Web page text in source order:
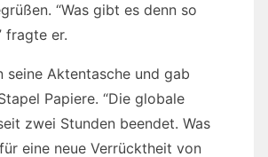
“Was gibt es denn so
fragte er.
seine Aktentasche und gab
Papiere. “Die globale
zwei Stunden beendet. Was
eine neue Verrücktheit von